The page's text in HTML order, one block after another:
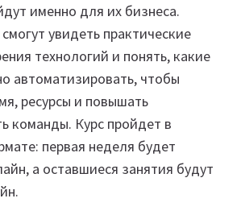
именно для их бизнеса.
увидеть практические
технологий и понять, какие
автоматизировать, чтобы
ресурсы и повышать
команды. Курс пройдет в
первая неделя будет
а оставшиеся занятия будут